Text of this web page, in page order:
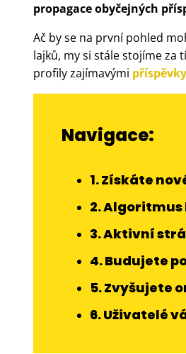
propagace obyčejných
Ač by se na první pohled
lajků, my si stále stojíme za
profily zajímavými příspěvky
Navigace:
1. Získáte
2. Algoritmus
3. Aktivní
4. Budujete
5. Zvyšujete
6. Uživatelé